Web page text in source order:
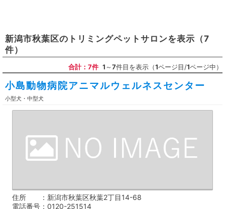
新潟市秋葉区の トリミングペットサロンを表示 （7
件）
合計：7件 1～7件目を表示（1ページ目/1ページ中）
小島動物病院アニマルウェルネスセンター
小型犬・中型犬
住所
新潟市秋葉区秋葉2丁目14-68
電話番号
0120-251514